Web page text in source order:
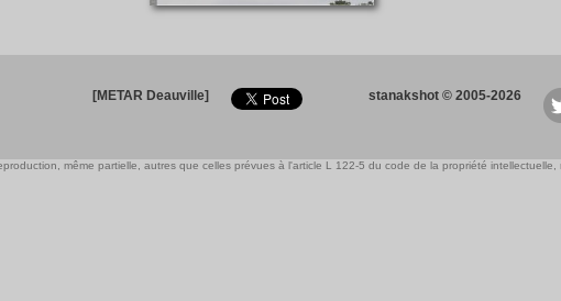
[METAR Deauville] stanakshot © 2005-2026
même partielle, autres que celles prévues à l'article L 122-5 du code de la propriété